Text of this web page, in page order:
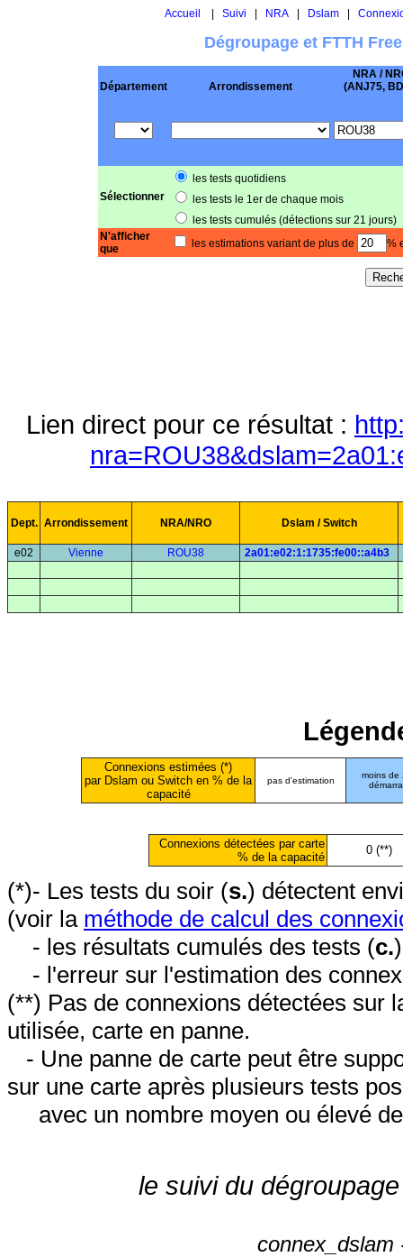
Accueil Suivi NRA| Dslam|
Dégroupage et FTTH
Département Arrondissement
NRA /
(ANJ75,
Sélectionner
les tests quotidiens
les tests le 1er de chaque mois
les tests cumulés (détections sur 21 jours)
N'afficher
que
les estimations variant de plus de %
Lien direct pour ce résultat :
Dept. Arrondissement NRA/NRO Dslam / Switch
e02 Vienne ROU38 2a01:e02:1:1735:fe00::a4b3
Connexions estimées (*)
par Dslam ou Switch en % de la
capacité
pas d'estimation
moins de
Connexions détectées par carte
% de la capacité
0 (**)
(*)- Les tests du soir (s.) détectent
(voir la méthode de calcul des
- les résultats cumulés des tests (c.
- l'erreur sur l'estimation des
(**) Pas de connexions détectées sur
utilisée, carte en panne.
- Une panne de carte peut être
sur une carte après plusieurs tests
avec un nombre moyen ou élevé
le suivi du
connex_dslam